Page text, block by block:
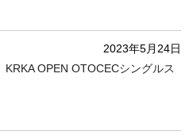
2023年5月24日
KRKA OPEN OTOCECシングルス